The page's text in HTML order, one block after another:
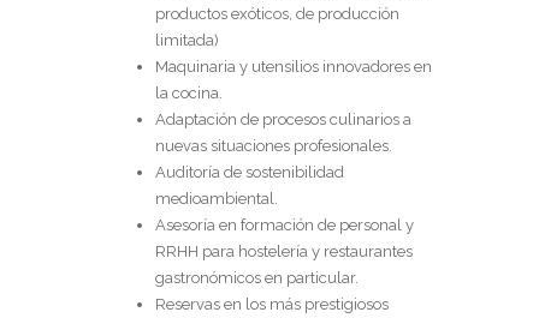
productos exóticos, de producción
limitada)
Maquinaria y utensilios innovadores en
la cocina.
Adaptación de procesos culinarios a
nuevas situaciones profesionales.
Auditoría de sostenibilidad
medioambiental.
Asesoría en formación de personal y
RRHH para hostelería y restaurantes
gastronómicos en particular.
Reservas en los más prestigiosos